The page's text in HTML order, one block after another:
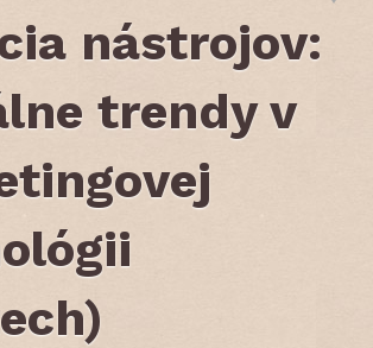
nástrojov:
trendy v